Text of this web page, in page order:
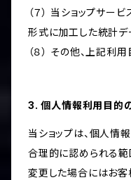
（７） 当ショップサー
形式に加工した統計デ
（８） その他、上記利
3. 個人情報利用目的
当ショップは、個人情
合理的に認められる範
変更した場合にはお客